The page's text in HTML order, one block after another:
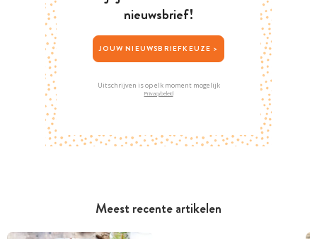
Meest recente artikelen
nieuwsbrief!
JOUW NIEUWSBRIEFKEUZE >
Uitschrijven is op elk moment mogelijk
Privacybeleid